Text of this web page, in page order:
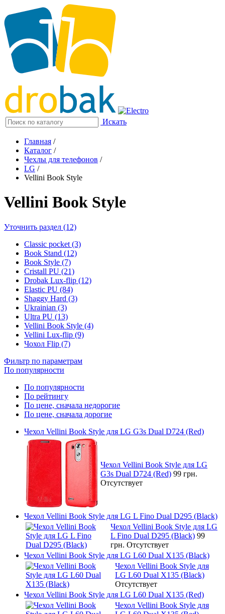
Искать
Главная /
Каталог /
Чехлы для телефонов /
LG /
Vellini Book Style
Vellini Book Style
Уточнить раздел (12)
Classic pocket (3)
Book Stand (12)
Book Style (7)
Cristall PU (21)
Drobak Lux-flip (12)
Elastic PU (84)
Shaggy Hard (3)
Ukrainian (3)
Ultra PU (13)
Vellini Book Style (4)
Vellini Lux-flip (9)
Чохол Flip (7)
Фильтр по параметрам
По популярности
По популярности
По рейтингу
По цене, сначала недорогие
По цене, сначала дорогие
Чехол Vellini Book Style для LG G3s Dual D724 (Red)
Чехол Vellini Book Style для LG
G3s Dual D724 (Red) 99 грн.
Отсутствует
Чехол Vellini Book Style для LG L Fino Dual D295 (Black)
Чехол Vellini Book Style для LG
L Fino Dual D295 (Black) 99
грн. Отсутствует
Чехол Vellini Book Style для LG L60 Dual X135 (Black)
Чехол Vellini Book Style для
LG L60 Dual X135 (Black)
Отсутствует
Чехол Vellini Book Style для LG L60 Dual X135 (Red)
Чехол Vellini Book Style для